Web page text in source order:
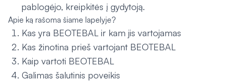
pablogėjo, kreipkitės į gydytoją.
Apie ką rašoma šiame lapelyje?
Kas yra BEOTEBAL ir kam jis vartojamas
Kas žinotina prieš vartojant BEOTEBAL
Kaip vartoti BEOTEBAL
Galimas šalutinis poveikis